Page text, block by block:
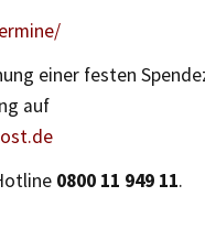
einer festen
auf
0800 11 949 11.